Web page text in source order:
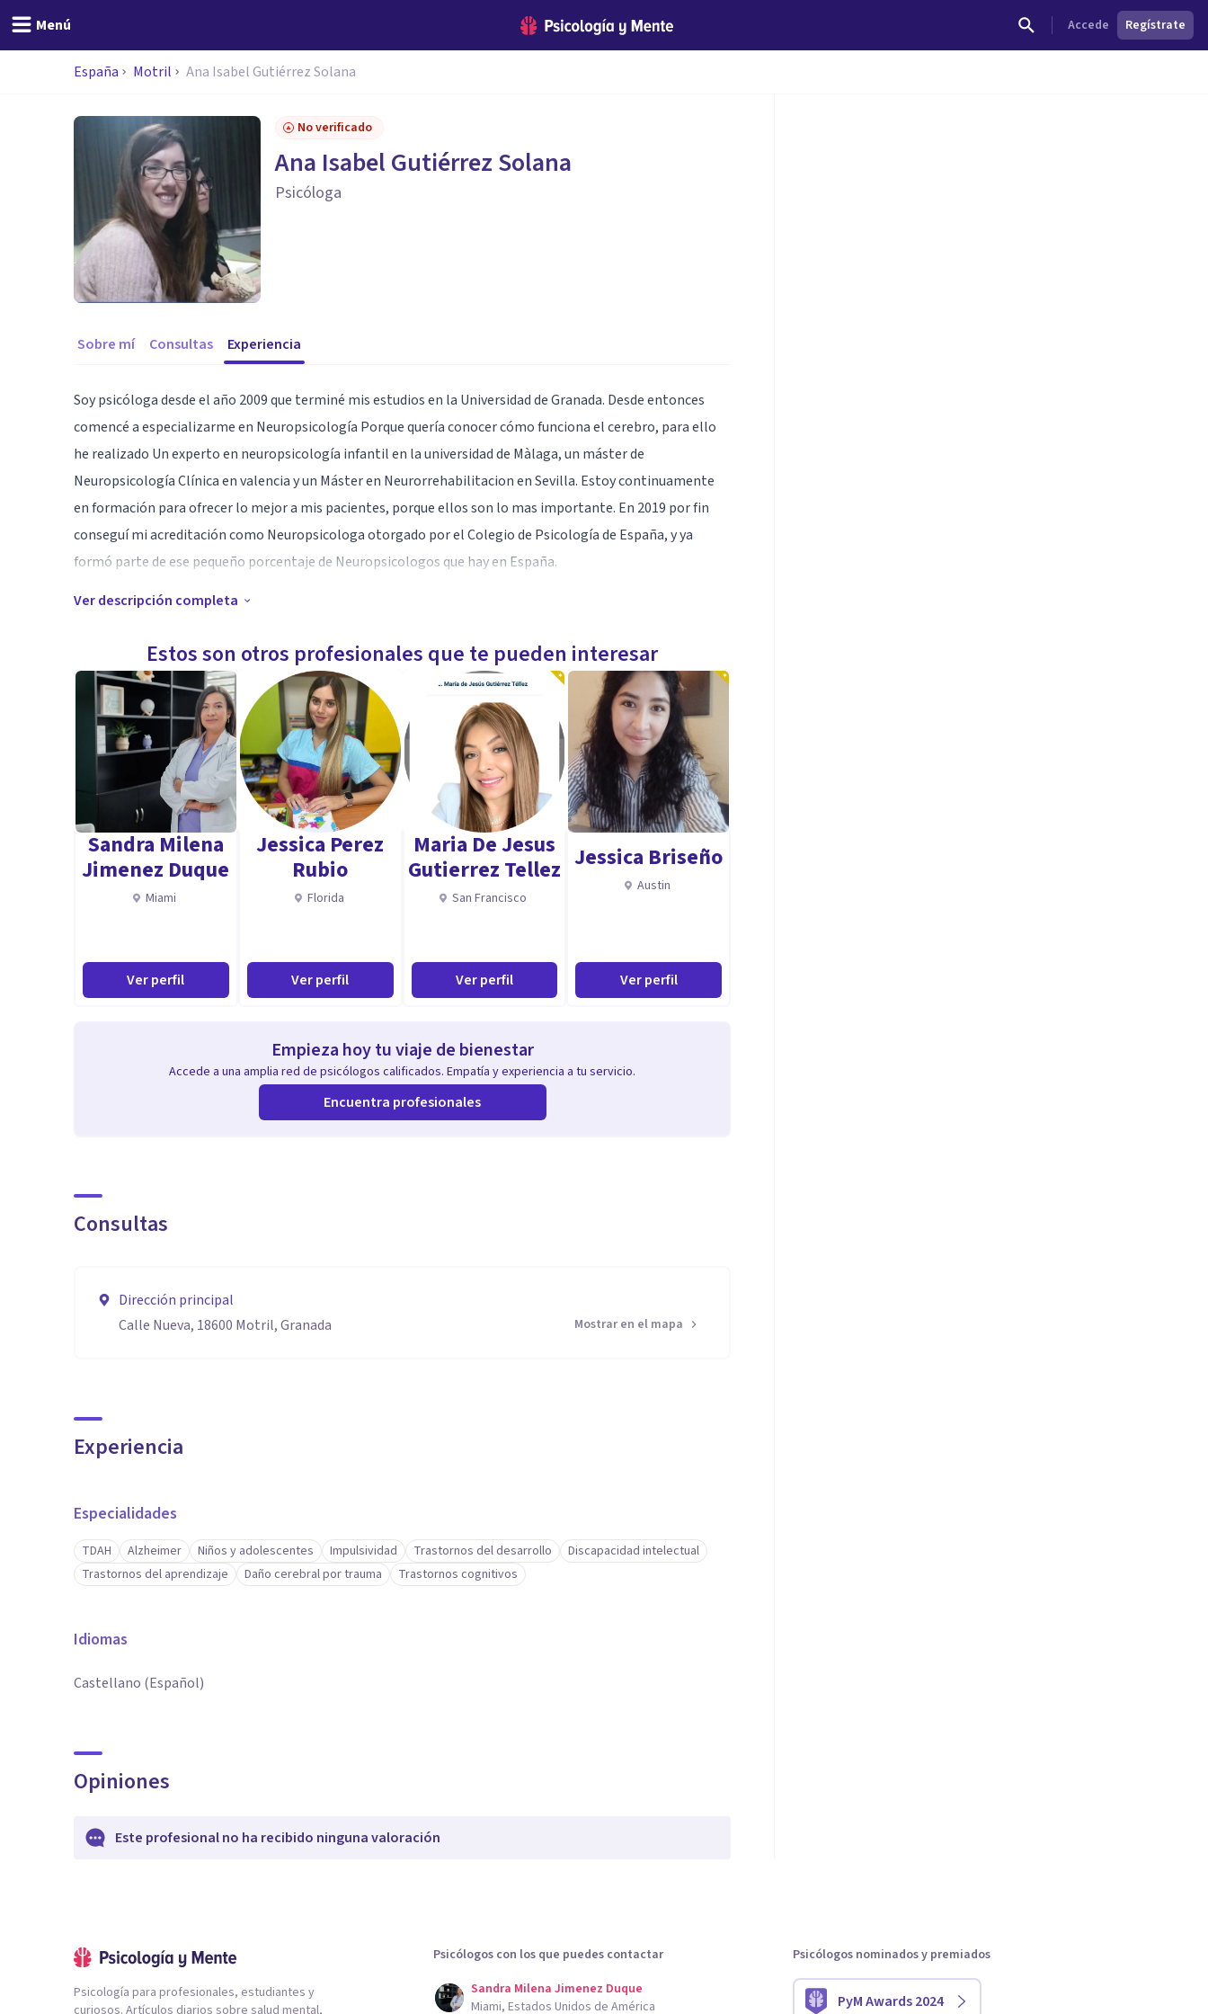
Menú Accede Regístrate
España Motril Ana Isabel Gutiérrez Solana
No verificado
Ana Isabel Gutiérrez Solana
Psicóloga
Sobre mí Consultas Experiencia
Soy psicóloga desde el año 2009 que terminé mis estudios en la Universidad de Granada. Desde entonces
comencé a especializarme en Neuropsicología Porque quería conocer cómo funciona el cerebro, para ello
he realizado Un experto en neuropsicología infantil en la universidad de Màlaga, un máster de
Neuropsicología Clínica en valencia y un Máster en Neurorrehabilitacion en Sevilla. Estoy continuamente
en formación para ofrecer lo mejor a mis pacientes, porque ellos son lo mas importante. En 2019 por fin
conseguí mi acreditación como Neuropsicologa otorgado por el Colegio de Psicología de España, y ya
formó parte de ese pequeño porcentaje de Neuropsicologos que hay en España.
Especialidad
Busco lo mejor para mis pacientes basándome en la evidencia científica.
Aptitudes
Soy psicóloga sanitaria especializada en Neuropsicología Clínica. La Neuropsicología constituye un punto
de encuentro entre la psicología y la neurología . Un Neuropsicologo se ocupa entonces del diagnóstico y el
tratamiento de aquellos problemas cognitivos, conductuales y emocionales que pueden ser resultado de
diferentes procesos que afecten el normal funcionamiento cerebral. Tales como demencias, traumatismos,
ictus, tumores o infecciones cerebrales, enfermedades neurodegenerativas, trastornos del
neurodesarrollo, trastornos del aprendizaje, epilepsias, etc
Ver descripción completa
Estos son otros profesionales que te pueden interesar
Sandra Milena
Jimenez Duque
Miami
Ver perfil
Jessica Perez
Rubio
Florida
Ver perfil
Maria De Jesus
Gutierrez Tellez
San Francisco
Ver perfil
Jessica Briseño
Austin
Ver perfil
Empieza hoy tu viaje de bienestar
Accede a una amplia red de psicólogos calificados. Empatía y experiencia a tu servicio.
Encuentra profesionales
Consultas
Dirección principal
Calle Nueva, 18600 Motril, Granada
Mostrar en el mapa
Experiencia
Especialidades
TDAH Alzheimer Niños y adolescentes Impulsividad Trastornos del desarrollo
Discapacidad intelectual
Trastornos del aprendizaje
Daño cerebral por trauma Trastornos cognitivos
Idiomas
Castellano (Español)
Opiniones
Este profesional no ha recibido ninguna valoración
Psicología para profesionales, estudiantes y
curiosos. Artículos diarios sobre salud mental,
Psicólogos con los que puedes contactar
Sandra Milena Jimenez Duque
Miami, Estados Unidos de América
Psicólogos nominados y premiados
PyM Awards 2024